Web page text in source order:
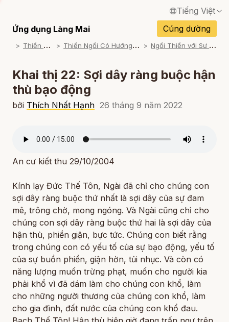
Tiếng Việt
English / Tiếng Anh
Français / Tiếng Pháp
Español / Tiếng Tây Ban Nha
Italiano / Tiếng Ý
Ứng dụng Làng Mai
Cúng dường
T
hiền Tập T
hiền Ngồi Có Hướng Dẫn N
gồi Thiền với Sư Ông
Khai thị 22: Sợi dây ràng buộc hận
thù bạo động
bởi Thích Nhất Hạnh 26 tháng 9 năm 2022
An cư kiết thu 29/10/2004
Kính lạy Đức Thế Tôn, Ngài đã chỉ cho chúng con
sợi dây ràng buộc thứ nhất là sợi dây của sự đam
mê, trông chờ, mong ngóng. Và Ngài cũng chỉ cho
chúng con sợi dây ràng buộc thứ hai là sợi dây của
hận thù, phiền giận, bực tức. Chúng con biết rằng
trong chúng con có yếu tố của sự bạo động, yếu tố
của sự buồn phiền, giận hờn, tủi nhục. Và còn có
năng lượng muốn trừng phạt, muốn cho người kia
phải khổ vì đã dám làm cho chúng con khổ, làm
cho những người thương của chúng con khổ, làm
cho gia đình, đất nước của chúng con khổ đau.